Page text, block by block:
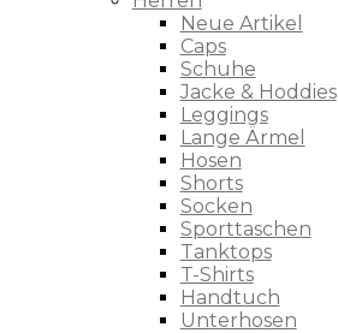
Neue Artikel
Caps
Schuhe
Jacke & Hoddies
Leggings
Lange Ärmel
Hosen
Shorts
Socken
Sporttaschen
Tanktops
T-Shirts
Handtuch
Unterhosen